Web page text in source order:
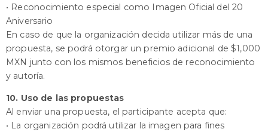
• Reconocimiento especial como Imagen Oficial del 20
Aniversario
En caso de que la organización decida utilizar más de una
propuesta, se podrá otorgar un premio adicional de $1,000
MXN junto con los mismos beneficios de reconocimiento
y autoría.
10. Uso de las propuestas
Al enviar una propuesta, el participante acepta que:
• La organización podrá utilizar la imagen para fines